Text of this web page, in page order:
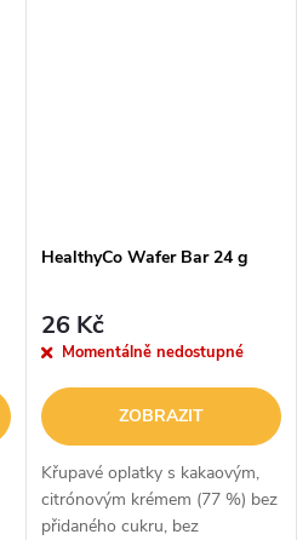
HealthyCo Wafer Bar 24 g
26 Kč
Momentálně nedostupné
ZOBRAZIT
Křupavé oplatky s kakaovým,
citrónovým krémem (77 %) bez
přidaného cukru, bez